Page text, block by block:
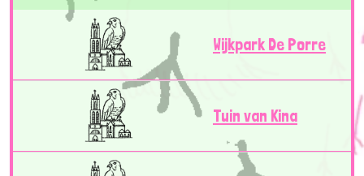
Wijkpark De Porre
Tuin van Kina